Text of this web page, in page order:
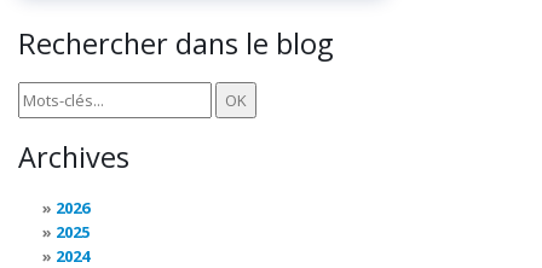
Rechercher dans le blog
Archives
2026
2025
2024